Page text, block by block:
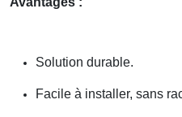
Solution durable.
Facile à installer, sans